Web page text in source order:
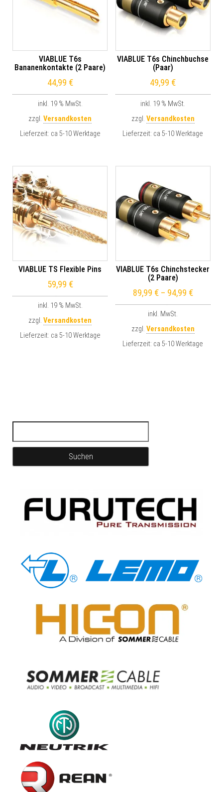
VIABLUE T6s
Bananenkontakte (2 Paare)
44,99 €
inkl. 19 % MwSt.
zzgl.Versandkosten
Lieferzeit: ca 5-10 Werktage
VIABLUE T6s Chinchbuchse
(Paar)
49,99 €
inkl. 19 % MwSt.
zzgl. Versandkosten
Lieferzeit: ca 5-10 Werktage
VIABLUE TS Flexible Pins
59,99 €
inkl. 19 % MwSt.
zzgl.Versandkosten
Lieferzeit: ca 5-10 Werktage
VIABLUE T6s Chinchstecker
(2 Paare)
89,99 €– 94,99 €
inkl. MwSt.
zzgl. Versandkosten
Lieferzeit: ca 5-10 Werktage